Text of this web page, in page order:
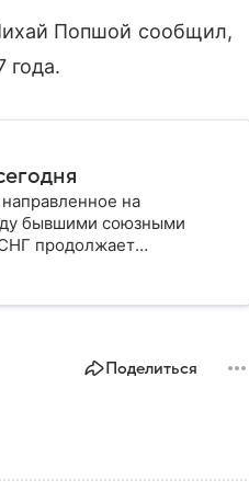
Попшой сообщил,
года.
на
бывшими союзными
продолжает
главное по теме на
Поделиться